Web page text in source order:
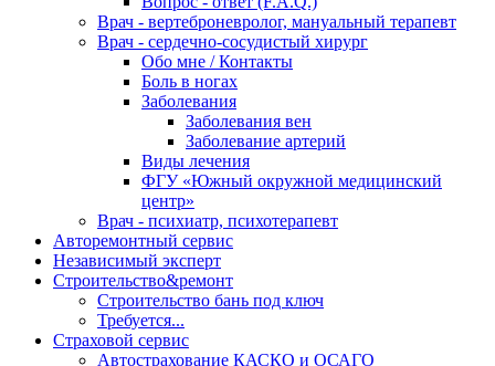
Врач - вертеброневролог, мануальный терапевт
Врач - сердечно-сосудистый хирург
Обо мне / Контакты
Боль в ногах
Заболевания
Заболевания вен
Заболевание артерий
Виды лечения
ФГУ «Южный окружной медицинский
центр»
Врач - психиатр, психотерапевт
Авторемонтный сервис
Независимый эксперт
Строительство&ремонт
Строительство бань под ключ
Требуется...
Страховой сервис
Автострахование КАСКО и ОСАГО